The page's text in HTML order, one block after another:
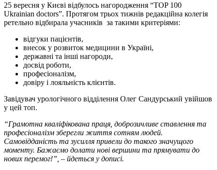
25 вересня у Києві відбулось нагородження “TOP 100
Ukrainian doctors”. Протягом трьох тижнів редакційна колегія
ретельно відбирала учасників за такими критеріями:
відгуки пацієнтів,
внесок у розвиток медицини в Україні,
державні та інші нагороди,
досвід роботи,
професіоналізм,
довіру і лояльність клієнтів.
Завідувач урологічного відділення Олег Сандурський увійшов
у цей топ.
“Грамотна кваліфікована праця, доброзичливе ставлення та
професіоналізм зберегли життя сотням людей.
Самовідданість та зусилля привели до такого значущого
моменту. Бажаємо долати нові вершини та прямувати до
нових перемог!”, – йдеться у дописі.